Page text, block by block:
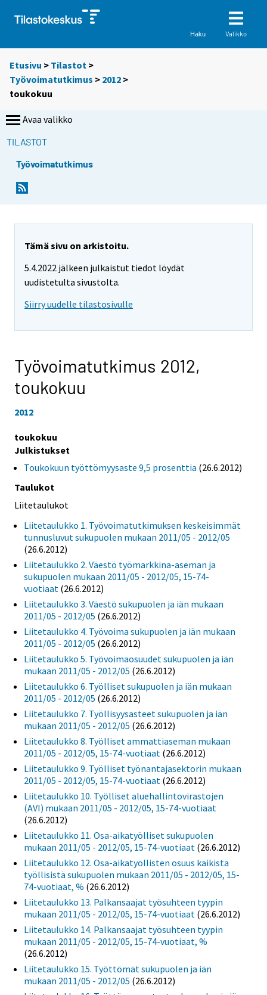
Haku Valikko
Etusivu > Tilastot >
Työvoimatutkimus > 2012 >
toukokuu
Avaa valikko
TILASTOT
Työvoimatutkimus
Tämä sivu on arkistoitu.
5.4.2022 jälkeen julkaistut tiedot löydät
uudistetulta sivustolta.
Siirry uudelle tilastosivulle
Työvoimatutkimus 2012,
toukokuu
2012
toukokuu
Julkistukset
Toukokuun työttömyysaste 9,5 prosenttia (26.6.2012)
Taulukot
Liitetaulukot
Liitetaulukko 1. Työvoimatutkimuksen keskeisimmät
tunnusluvut sukupuolen mukaan 2011/05 - 2012/05
(26.6.2012)
Liitetaulukko 2. Väestö työmarkkina-aseman ja
sukupuolen mukaan 2011/05 - 2012/05, 15-74-
vuotiaat (26.6.2012)
Liitetaulukko 3. Väestö sukupuolen ja iän mukaan
2011/05 - 2012/05 (26.6.2012)
Liitetaulukko 4. Työvoima sukupuolen ja iän mukaan
2011/05 - 2012/05 (26.6.2012)
Liitetaulukko 5. Työvoimaosuudet sukupuolen ja iän
mukaan 2011/05 - 2012/05 (26.6.2012)
Liitetaulukko 6. Työlliset sukupuolen ja iän mukaan
2011/05 - 2012/05 (26.6.2012)
Liitetaulukko 7. Työllisyysasteet sukupuolen ja iän
mukaan 2011/05 - 2012/05 (26.6.2012)
Liitetaulukko 8. Työlliset ammattiaseman mukaan
2011/05 - 2012/05, 15-74-vuotiaat (26.6.2012)
Liitetaulukko 9. Työlliset työnantajasektorin mukaan
2011/05 - 2012/05, 15-74-vuotiaat (26.6.2012)
Liitetaulukko 10. Työlliset aluehallintovirastojen
(AVI) mukaan 2011/05 - 2012/05, 15-74-vuotiaat
(26.6.2012)
Liitetaulukko 11. Osa-aikatyölliset sukupuolen
mukaan 2011/05 - 2012/05, 15-74-vuotiaat (26.6.2012)
Liitetaulukko 12. Osa-aikatyöllisten osuus kaikista
työllisistä sukupuolen mukaan 2011/05 - 2012/05, 15-
74-vuotiaat, % (26.6.2012)
Liitetaulukko 13. Palkansaajat työsuhteen tyypin
mukaan 2011/05 - 2012/05, 15-74-vuotiaat (26.6.2012)
Liitetaulukko 14. Palkansaajat työsuhteen tyypin
mukaan 2011/05 - 2012/05, 15-74-vuotiaat, %
(26.6.2012)
Liitetaulukko 15. Työttömät sukupuolen ja iän
mukaan 2011/05 - 2012/05 (26.6.2012)